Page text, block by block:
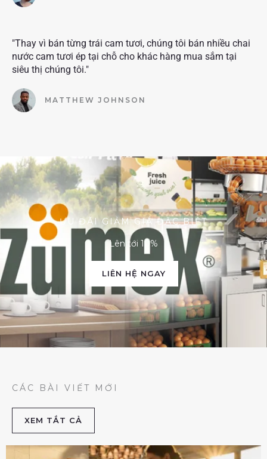
"Thay vì bán từng trái cam tươi, chúng tôi bán nhiều chai
nước cam tươi ép tại chỗ cho khác hàng mua sắm tại
siêu thị chúng tôi."
MATTHEW JOHNSON
ƯU ĐÃI GIẢM GIÁ ĐẶC BIỆT
Lên tới 10%
LIÊN HỆ NGAY
CÁC BÀI VIẾT MỚI
XEM TẮT CẢ